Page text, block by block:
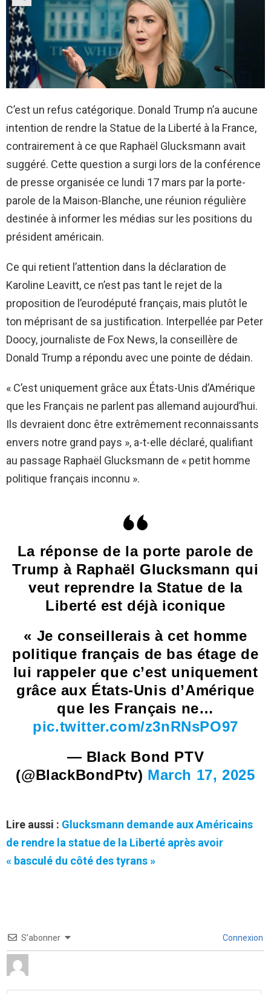
C’est un refus catégorique. Donald Trump n’a aucune
intention de rendre la Statue de la Liberté à la France,
contrairement à ce que Raphaël Glucksmann avait
suggéré. Cette question a surgi lors de la conférence
de presse organisée ce lundi 17 mars par la porte-
parole de la Maison-Blanche, une réunion régulière
destinée à informer les médias sur les positions du
président américain.
Ce qui retient l’attention dans la déclaration de
Karoline Leavitt, ce n’est pas tant le rejet de la
proposition de l’eurodéputé français, mais plutôt le
ton méprisant de sa justification. Interpellée par Peter
Doocy, journaliste de Fox News, la conseillère de
Donald Trump a répondu avec une pointe de dédain.
« C’est uniquement grâce aux États-Unis d’Amérique
que les Français ne parlent pas allemand aujourd’hui.
Ils devraient donc être extrêmement reconnaissants
envers notre grand pays », a-t-elle déclaré, qualifiant
au passage Raphaël Glucksmann de « petit homme
politique français inconnu ».
La réponse de la porte parole de
Trump à Raphaël Glucksmann qui
veut reprendre la Statue de la
Liberté est déjà iconique
« Je conseillerais à cet homme
politique français de bas étage de
lui rappeler que c’est uniquement
grâce aux États-Unis d’Amérique
que les Français ne…
pic.twitter.com/z3nRNsPO97
— Black Bond PTV
(@BlackBondPtv) March 17, 2025
Lire aussi : Glucksmann demande aux Américains
de rendre la statue de la Liberté après avoir
« basculé du côté des tyrans »
S’abonner Connexion